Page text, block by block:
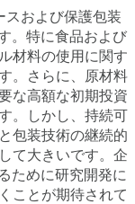
スおよび保護包装
。特に食品および
材料の使用に関す
。さらに、原材料
な高額な初期投資
。しかし、持続可
包装技術の継続的
て大きいです。企
ために研究開発に
ことが期待されて